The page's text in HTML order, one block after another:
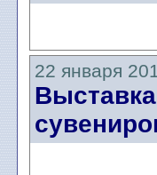
22 января